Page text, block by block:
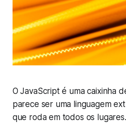
O JavaScript é uma caixinha
parece ser uma linguagem
que roda em todos os